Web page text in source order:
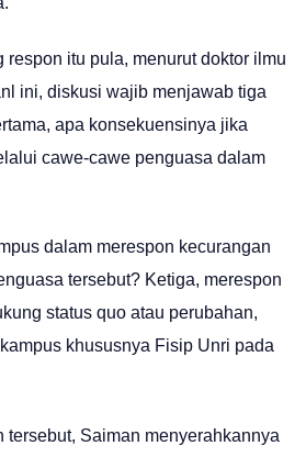
respon itu pula, menurut doktor ilmu
ini, diskusi wajib menjawab tiga
apa konsekuensinya jika
cawe-cawe penguasa dalam
dalam merespon kecurangan
tersebut? Ketiga, merespon
status quo atau perubahan,
khususnya Fisip Unri pada
tersebut, Saiman menyerahkannya